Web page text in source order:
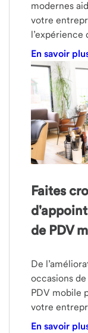
modernes
votre
l’expérience
En savoir
Faites
de PDV
De
occasions
PDV mobile
votre
En savoir